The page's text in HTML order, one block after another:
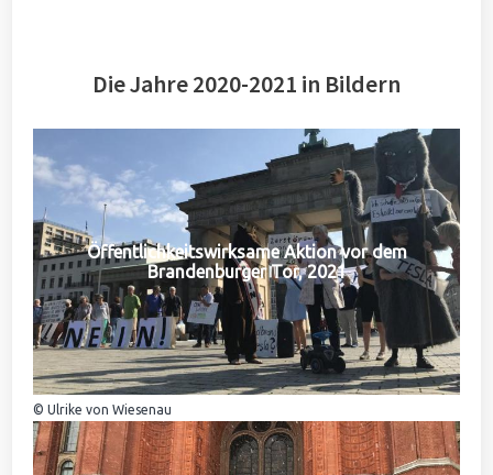
Die Jahre 2020-2021 in Bildern
Öffentlichkeitswirksame Aktion vor dem
Brandenburger Tor, 2021
© Ulrike von Wiesenau